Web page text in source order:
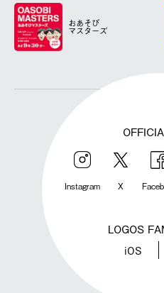
おあそび
マスターズ
Instagram X
LOGOS
iOS